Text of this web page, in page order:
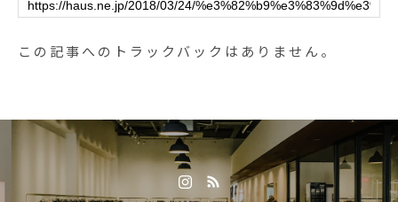
この記事へのトラックバックはありません。